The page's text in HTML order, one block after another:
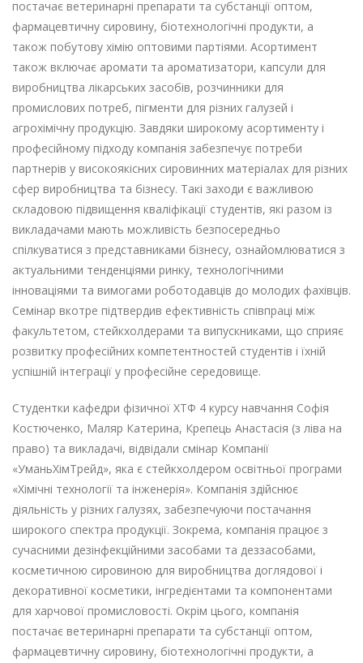
постачає ветеринарні препарати та субстанції оптом,
фармацевтичну сировину, біотехнологічні продукти, а
також побутову хімію оптовими партіями. Асортимент
також включає аромати та ароматизатори, капсули для
виробництва лікарських засобів, розчинники для
промислових потреб, пігменти для різних галузей і
агрохімічну продукцію. Завдяки широкому асортименту і
професійному підходу компанія забезпечує потреби
партнерів у високоякісних сировинних матеріалах для різних
сфер виробництва та бізнесу. Такі заходи є важливою
складовою підвищення кваліфікації студентів, які разом із
викладачами мають можливість безпосередньо
спілкуватися з представниками бізнесу, ознайомлюватися з
актуальними тенденціями ринку, технологічними
інноваціями та вимогами роботодавців до молодих фахівців.
Семінар вкотре підтвердив ефективність співпраці між
факультетом, стейкхолдерами та випускниками, що сприяє
розвитку професійних компетентностей студентів і їхній
успішній інтеграції у професійне середовище.
Студентки кафедри фізичної ХТФ 4 курсу навчання Софія
Костюченко, Маляр Катерина, Крепець Анастасія (з ліва на
право) та викладачі, відвідали смінар Компанії
«УманьХімТрейд», яка є стейкхолдером освітньої програми
«Хімічні технології та інженерія». Компанія здійснює
діяльність у різних галузях, забезпечуючи постачання
широкого спектра продукції. Зокрема, компанія працює з
сучасними дезінфекційними засобами та деззасобами,
косметичною сировиною для виробництва доглядової і
декоративної косметики, інгредієнтами та компонентами
для харчової промисловості. Окрім цього, компанія
постачає ветеринарні препарати та субстанції оптом,
фармацевтичну сировину, біотехнологічні продукти, а